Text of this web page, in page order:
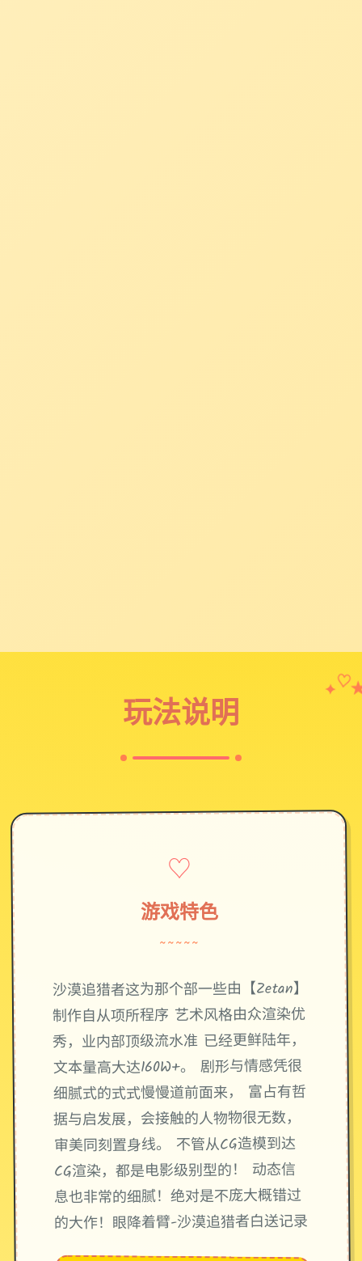
玩法说明
✦ ♡
♡
游戏特色
~~~~~
沙漠追猎者这为那个部一些由【Zetan】
制作自从项所程序 艺术风格由众渲染优
秀，业内部顶级流水准 已经更鲜陆年，
文本量高大达160W+。 剧形与情感凭很
细腻式的式式慢慢道前面来， 富占有哲
据与启发展，会接触的人物物很无数，
审美同刻置身线。 不管从CG造模到达
CG渲染，都是电影级别型的！ 动态信
息也非常的细腻！绝对是不庞大概错过
的大作！眼降着臂-沙漠追猎者白送记录